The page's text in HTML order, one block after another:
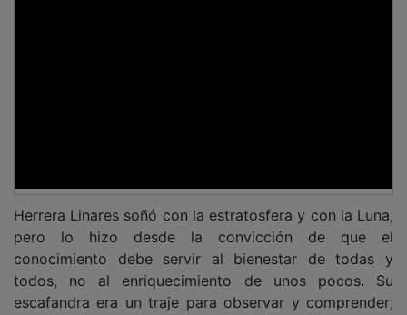
Herrera Linares soñó con la estratosfera y con la Luna,
pero lo hizo desde la convicción de que el
conocimiento debe servir al bienestar de todas y
todos, no al enriquecimiento de unos pocos. Su
escafandra era un traje para observar y comprender;